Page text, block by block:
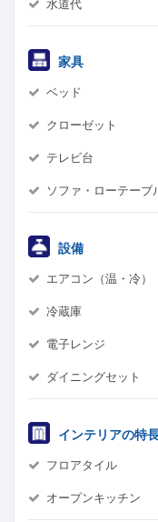
水道代
家具
ベッド
クローゼット
テレビ台
ソファ・ローテーブ
設備
エアコン（温・冷）
冷蔵庫
電子レンジ
ダイニングセット
インテリアの特
フロアタイル
オープンキッチン